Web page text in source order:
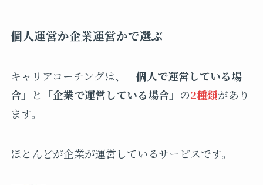
個人運営か企業運営かで選ぶ
キャリアコーチングは、「個人で運営している場
合」と「企業で運営している場合」の2種類があり
ます。
ほとんどが企業が運営しているサービスです。